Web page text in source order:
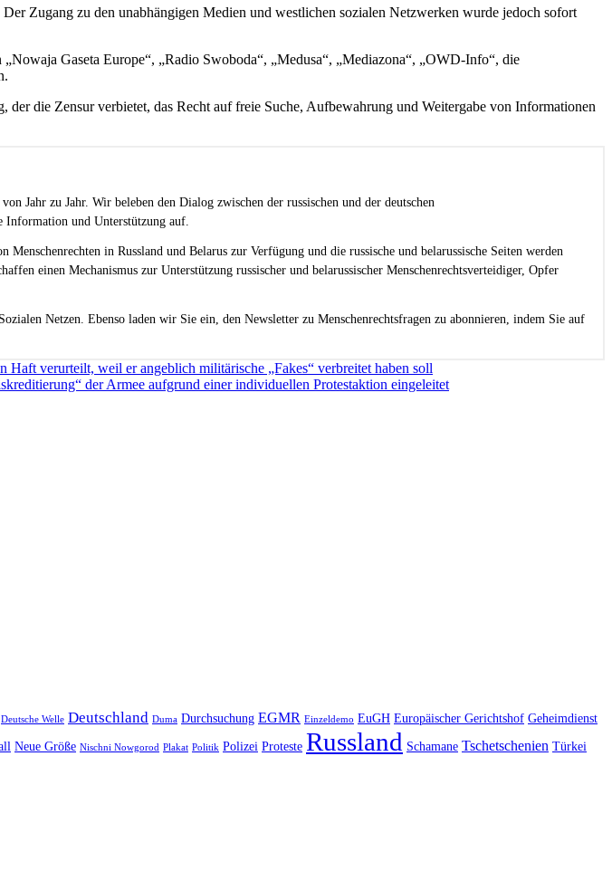
Zugang zu den unabhängigen Medien und westlichen sozialen Netzwerken wurde jedoch sofort
Gaseta Europe“, „Radio Swoboda“, „Medusa“, „Mediazona“, „OWD-Info“, die
die Zensur verbietet, das Recht auf freie Suche, Aufbewahrung und Weitergabe von Informationen
Jahr zu Jahr. Wir beleben den Dialog zwischen der russischen und der deutschen
Information und Unterstützung auf.
in Russland und Belarus zur Verfügung und die russische und belarussische Seiten werden
einen Mechanismus zur Unterstützung russischer und belarussischer Menschenrechtsverteidiger, Opfer
Netzen. Ebenso laden wir Sie ein, den Newsletter zu Menschenrechtsfragen zu abonnieren, indem Sie auf
verurteilt, weil er angeblich militärische „Fakes“ verbreitet haben soll
der Armee aufgrund einer individuellen Protestaktion eingeleitet
Deutsche Welle Deutschland Duma Durchsuchung EGMR Einzeldemo EuGH Europäischer Gerichtshof Geheimdienst
Neue Größe Nischni Nowgorod Plakat Politik Polizei Proteste Russland Schamane Tschetschenien Türkei